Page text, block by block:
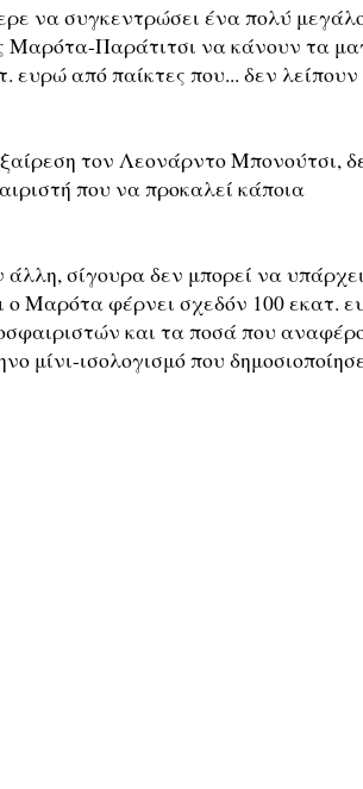
να συγκεντρώσει ένα πολύ
Μαρότα-Παράτιτσι να κάνουν τα
ευρώ από παίκτες που... δεν
τον Λεονάρντο Μπονούτσι,
που να προκαλεί κάποια
σίγουρα δεν μπορεί να υπάρχει
ο Μαρότα φέρνει σχεδόν 100 εκατ.
και τα ποσά που
μίνι-ισολογισμό που